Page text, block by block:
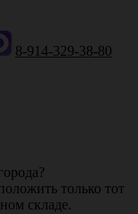
8-914-329-38-80
только тот
складе.